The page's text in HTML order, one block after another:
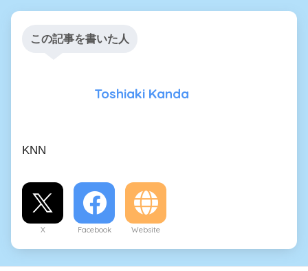
この記事を書いた人
Toshiaki Kanda
KNN
X Facebook Website